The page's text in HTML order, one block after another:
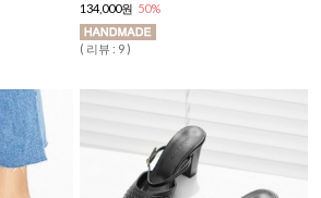
134,000원 50%
( 리뷰 : 9 )